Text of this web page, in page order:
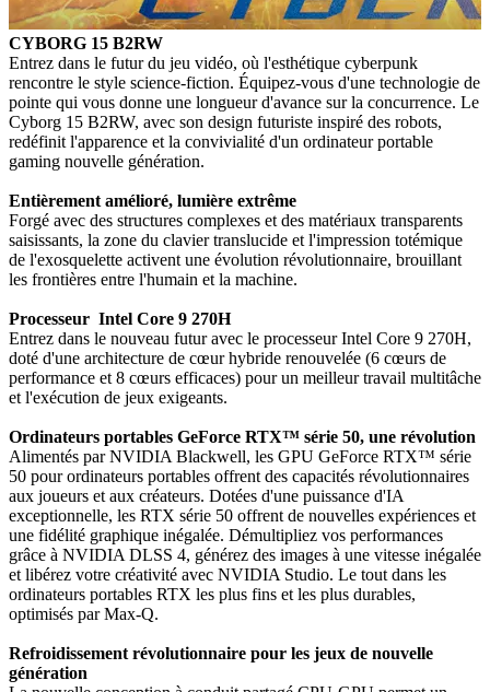
CYBORG 15 B2RW
Entrez dans le futur du jeu vidéo, où l'esthétique cyberpunk
rencontre le style science-fiction. Équipez-vous d'une technologie de
pointe qui vous donne une longueur d'avance sur la concurrence. Le
Cyborg 15 B2RW, avec son design futuriste inspiré des robots,
redéfinit l'apparence et la convivialité d'un ordinateur portable
gaming nouvelle génération.
Entièrement amélioré, lumière extrême
Forgé avec des structures complexes et des matériaux transparents
saisissants, la zone du clavier translucide et l'impression totémique
de l'exosquelette activent une évolution révolutionnaire, brouillant
les frontières entre l'humain et la machine.
Processeur Intel Core 9 270H
Entrez dans le nouveau futur avec le processeur Intel Core 9 270H,
doté d'une architecture de cœur hybride renouvelée (6 cœurs de
performance et 8 cœurs efficaces) pour un meilleur travail multitâche
et l'exécution de jeux exigeants.
Ordinateurs portables GeForce RTX™ série 50, une révolution
Alimentés par NVIDIA Blackwell, les GPU GeForce RTX™ série
50 pour ordinateurs portables offrent des capacités révolutionnaires
aux joueurs et aux créateurs. Dotées d'une puissance d'IA
exceptionnelle, les RTX série 50 offrent de nouvelles expériences et
une fidélité graphique inégalée. Démultipliez vos performances
grâce à NVIDIA DLSS 4, générez des images à une vitesse inégalée
et libérez votre créativité avec NVIDIA Studio. Le tout dans les
ordinateurs portables RTX les plus fins et les plus durables,
optimisés par Max-Q.
Refroidissement révolutionnaire pour les jeux de nouvelle
génération